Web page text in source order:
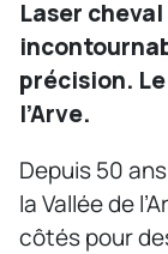
Laser
précision.
l’Arve.
Depuis 50
la Vallée de
côtés pour